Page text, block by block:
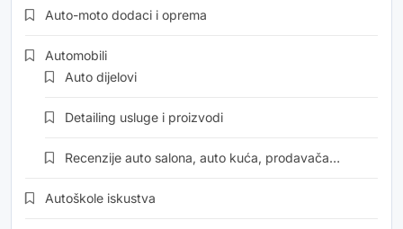
Auto-moto dodaci i oprema
Automobili
Auto dijelovi
Detailing usluge i proizvodi
Recenzije auto salona, auto kuća, prodavača…
Autoškole iskustva